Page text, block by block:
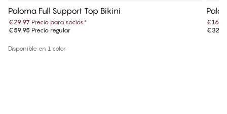
Paloma Full Support Top Bikini
€29.97 Precio para socios*
€59.95 Precio regular
Disponible en 1 color
€16.47